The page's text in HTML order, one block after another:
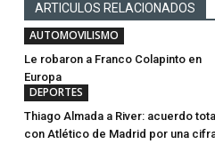
ARTICULOS RELACIONADOS
AUTOMOVILISMO
Le robaron a Franco Colapinto en
Europa
DEPORTES
Thiago Almada a River: acuerdo total
con Atlético de Madrid por una